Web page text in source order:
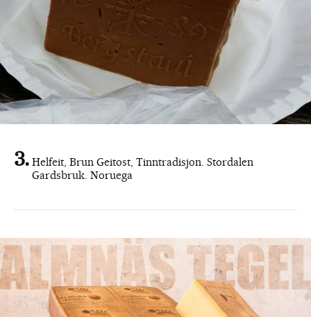
Helfeit, Brun Geitost, Tinntradisjon. Stordalen
Gardsbruk. Noruega